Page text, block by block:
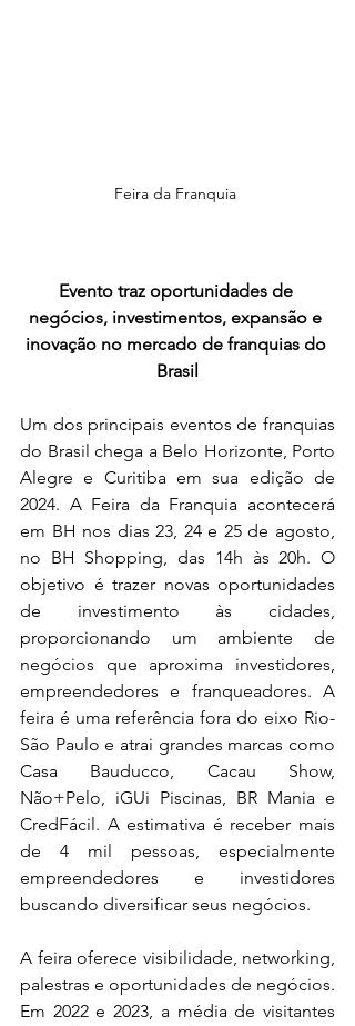
Feira da Franquia
Evento traz oportunidades de
negócios, investimentos, expansão e
inovação no mercado de franquias do
Brasil
Um dos principais eventos de franquias
do Brasil chega a Belo Horizonte, Porto
Alegre e Curitiba em sua edição de
2024. A Feira da Franquia acontecerá
em BH nos dias 23, 24 e 25 de agosto,
no BH Shopping, das 14h às 20h. O
objetivo é trazer novas oportunidades
de investimento às cidades,
proporcionando um ambiente de
negócios que aproxima investidores,
empreendedores e franqueadores. A
feira é uma referência fora do eixo Rio-
São Paulo e atrai grandes marcas como
Casa Bauducco, Cacau Show,
Não+Pelo, iGUi Piscinas, BR Mania e
CredFácil. A estimativa é receber mais
de 4 mil pessoas, especialmente
empreendedores e investidores
buscando diversificar seus negócios.
A feira oferece visibilidade, networking,
palestras e oportunidades de negócios.
Em 2022 e 2023, a média de visitantes